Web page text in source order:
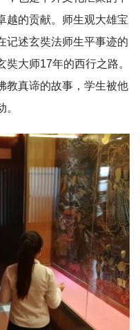
越的贡献。师生观大雄宝
记述玄奘法师生平事迹的
大师17年的西行之路。
教真谛的故事，学生被他